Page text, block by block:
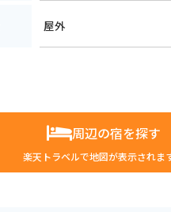
屋外
周辺の宿を探す
楽天トラベルで地図が表示されます